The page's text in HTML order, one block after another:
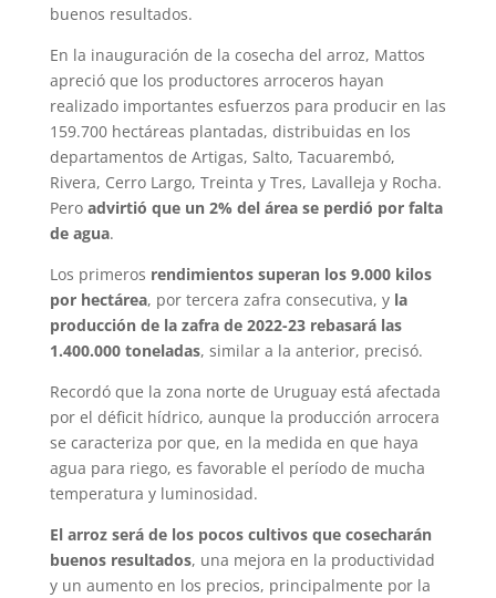
buenos resultados.
En la inauguración de la cosecha del arroz, Mattos
apreció que los productores arroceros hayan
realizado importantes esfuerzos para producir en las
159.700 hectáreas plantadas, distribuidas en los
departamentos de Artigas, Salto, Tacuarembó,
Rivera, Cerro Largo, Treinta y Tres, Lavalleja y Rocha.
Pero advirtió que un 2% del área se perdió por falta
de agua.
Los primeros rendimientos superan los 9.000 kilos
por hectárea, por tercera zafra consecutiva, y la
producción de la zafra de 2022-23 rebasará las
1.400.000 toneladas, similar a la anterior, precisó.
Recordó que la zona norte de Uruguay está afectada
por el déficit hídrico, aunque la producción arrocera
se caracteriza por que, en la medida en que haya
agua para riego, es favorable el período de mucha
temperatura y luminosidad.
El arroz será de los pocos cultivos que cosecharán
buenos resultados, una mejora en la productividad
y un aumento en los precios, principalmente por la